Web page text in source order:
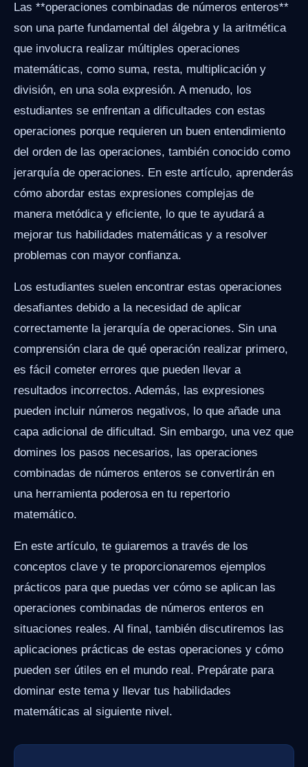
Las **operaciones combinadas de números enteros**
son una parte fundamental del álgebra y la aritmética
que involucra realizar múltiples operaciones
matemáticas, como suma, resta, multiplicación y
división, en una sola expresión. A menudo, los
estudiantes se enfrentan a dificultades con estas
operaciones porque requieren un buen entendimiento
del orden de las operaciones, también conocido como
jerarquía de operaciones. En este artículo, aprenderás
cómo abordar estas expresiones complejas de
manera metódica y eficiente, lo que te ayudará a
mejorar tus habilidades matemáticas y a resolver
problemas con mayor confianza.
Los estudiantes suelen encontrar estas operaciones
desafiantes debido a la necesidad de aplicar
correctamente la jerarquía de operaciones. Sin una
comprensión clara de qué operación realizar primero,
es fácil cometer errores que pueden llevar a
resultados incorrectos. Además, las expresiones
pueden incluir números negativos, lo que añade una
capa adicional de dificultad. Sin embargo, una vez que
domines los pasos necesarios, las operaciones
combinadas de números enteros se convertirán en
una herramienta poderosa en tu repertorio
matemático.
En este artículo, te guiaremos a través de los
conceptos clave y te proporcionaremos ejemplos
prácticos para que puedas ver cómo se aplican las
operaciones combinadas de números enteros en
situaciones reales. Al final, también discutiremos las
aplicaciones prácticas de estas operaciones y cómo
pueden ser útiles en el mundo real. Prepárate para
dominar este tema y llevar tus habilidades
matemáticas al siguiente nivel.